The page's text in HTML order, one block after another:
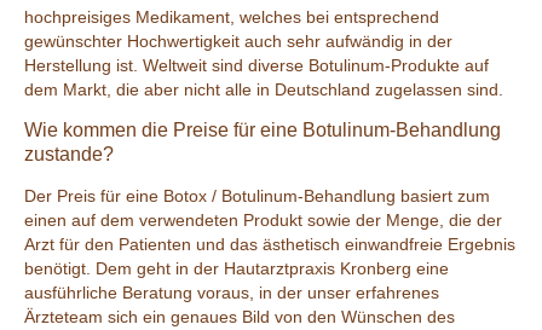
hochpreisiges Medikament, welches bei entsprechend
gewünschter Hochwertigkeit auch sehr aufwändig in der
Herstellung ist. Weltweit sind diverse Botulinum-Produkte auf
dem Markt, die aber nicht alle in Deutschland zugelassen sind.
Wie kommen die Preise für eine Botulinum-Behandlung
zustande?
Der Preis für eine Botox / Botulinum-Behandlung basiert zum
einen auf dem verwendeten Produkt sowie der Menge, die der
Arzt für den Patienten und das ästhetisch einwandfreie Ergebnis
benötigt. Dem geht in der Hautarztpraxis Kronberg eine
ausführliche Beratung voraus, in der unser erfahrenes
Ärzteteam sich ein genaues Bild von den Wünschen des